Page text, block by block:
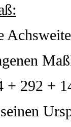
+ 292 +